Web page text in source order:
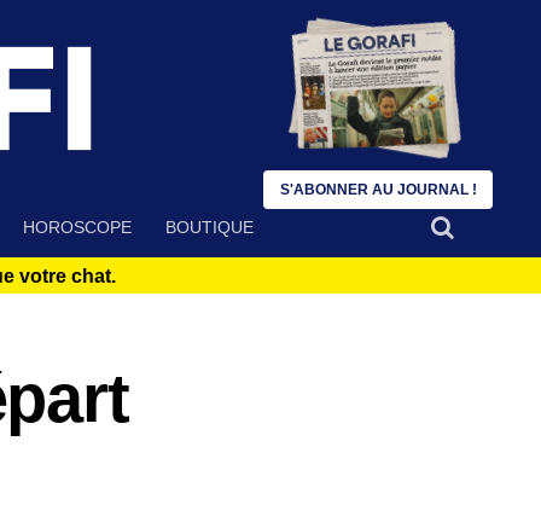
HOROSCOPE BOUTIQUE
votre chat.
S'ABONNER AU JOURNAL !